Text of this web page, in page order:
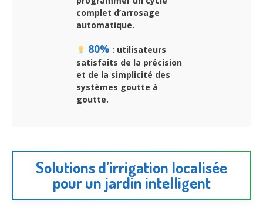
complet d’arrosage
automatique.
80% : utilisateurs
satisfaits de la précision
et de la simplicité des
systèmes goutte à
goutte.
Solutions d’irrigation localisée
pour un jardin intelligent